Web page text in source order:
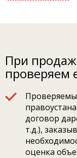
При
проверяем
договор
т.д.),
оценка